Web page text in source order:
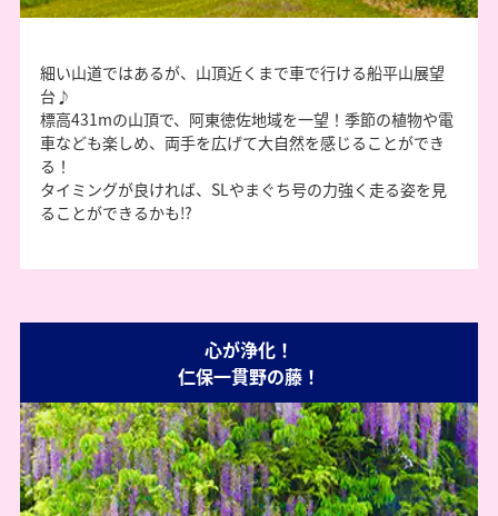
細い山道ではあるが、山頂近くまで車で行ける船平山展望
台♪
標高431mの山頂で、阿東徳佐地域を一望！季節の植物や電
車なども楽しめ、両手を広げて大自然を感じることができ
る！
タイミングが良ければ、SLやまぐち号の力強く走る姿を見
ることができるかも⁉
心が浄化！
仁保一貫野の藤！